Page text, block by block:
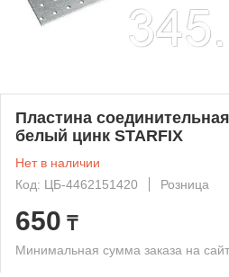
Пластина
белый цинк STARFIX
Нет в наличии
Код: ЦБ-4462151420
Розница
650 ₸
Минимальная сумма заказа на